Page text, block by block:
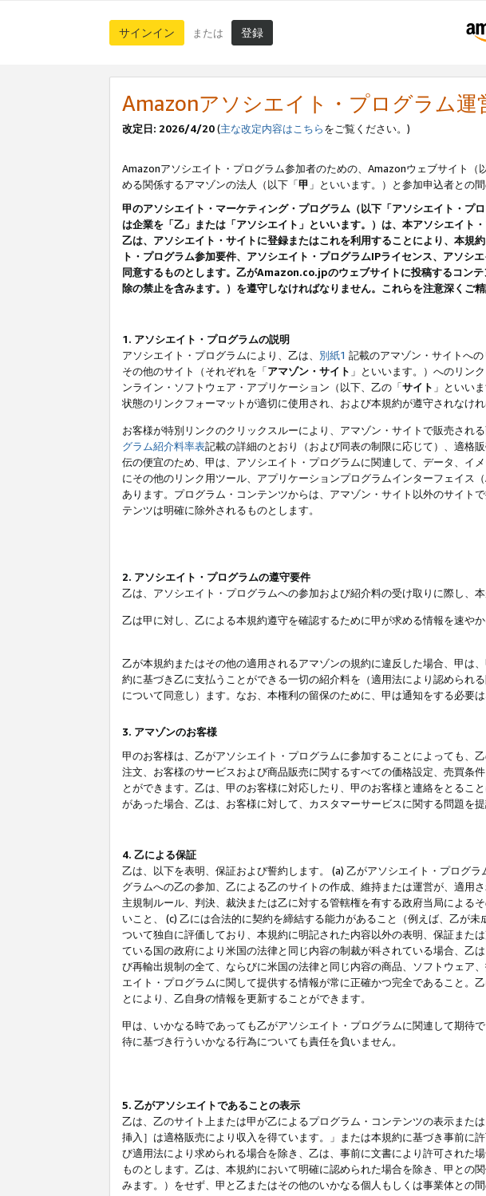
サインイン または 登録
Amazonアソシエイト・プログラム運
改定日: 2026/4/20(主な改定内容はこちらをご覧ください。)
Amazonアソシエイト・プログラム参加者のための、Amazonウェブサイト（
める関係するアマゾンの法人（以下「甲 」といいます。）と参加申込者との
甲のアソシエイト・マーケティング・プログラム（以下「アソシエイト・プ
は企業を「乙」または「アソシエイト」といいます。）は、本アソシエイト
乙は、アソシエイト・サイトに登録またはこれを利用することにより、本規
ト・プログラム参加要件、アソシエイト・プログラムIPライセンス、アソ
同意するものとします。乙がAmazon.co.jpのウェブサイトに投稿するコン
除の禁止を含みます。）を遵守しなければなりません。これらを注意深くご精
1. アソシエイト・プログラムの説明
アソシエイト・プログラムにより、乙は、 別紙1 記載のアマゾン・サイトへ
その他のサイト（それぞれを「アマゾン・サイト 」といいます。）へのリン
ンライン・ソフトウェア・アプリケーション（以下、乙の「サイト 」といい
状態のリンクフォーマットが適切に使用され、および本規約が遵守されなけ
お客様が特別リンクのクリックスルーにより、アマゾン・サイトで販売され
グラム紹介料率表記載の詳細のとおり（および同表の制限に応じて）、適格
伝の便宜のため、甲は、アソシエイト・プログラムに関連して、データ、イ
にその他のリンク用ツール、アプリケーションプログラムインターフェイス
あります。プログラム・コンテンツからは、アマゾン・サイト以外のサイト
テンツは明確に除外されるものとします。
2. アソシエイト・プログラムの遵守要件
乙は、アソシエイト・プログラムへの参加および紹介料の受け取りに際し、
乙は甲に対し、乙による本規約遵守を確認するために甲が求める情報を速やか
乙が本規約またはその他の適用されるアマゾンの規約に違反した場合、甲は
約に基づき乙に支払うことができる一切の紹介料を（適用法により認められ
について同意し）ます。なお、本権利の留保のために、甲は通知をする必要
3. アマゾンのお客様
甲のお客様は、乙がアソシエイト・プログラムに参加することによっても、
注文、お客様のサービスおよび商品販売に関するすべての価格設定、売買条
とができます。乙は、甲のお客様に対応したり、甲のお客様と連絡をとる
があった場合、乙は、お客様に対して、カスタマーサービスに関する問題を
4. 乙による保証
乙は、以下を表明、保証および誓約します。 (a) 乙がアソシエイト・プログ
グラムへの乙の参加、乙による乙のサイトの作成、維持または運営が、適用
主規制ルール、判決、裁決または乙に対する管轄権を有する政府当局による
いこと、 (c) 乙には合法的に契約を締結する能力があること（例えば、乙が
ついて独自に評価しており、本規約に明記された内容以外の表明、保証また
ている国の政府により米国の法律と同じ内容の制裁が科されている場合、乙
び再輸出規制の全て、ならびに米国の法律と同じ内容の商品、ソフトウェア
エイト・プログラムに関して提供する情報が常に正確かつ完全であること。
とにより、乙自身の情報を更新することができます。
甲は、いかなる時であっても乙がアソシエイト・プログラムに関連して期待
待に基づき行ういかなる行為についても責任を負いません。
5. 乙がアソシエイトであることの表示
乙は、乙のサイト上または甲が乙によるプログラム・コンテンツの表示また
挿入］は適格販売により収入を得ています。」または本規約に基づき事前に
び適用法により求められる場合を除き、乙は、事前に文書により許可された
ものとします。乙は、本規約において明確に認められた場合を除き、甲と
みます。）をせず、甲と乙またはその他のいかなる個人もしくは事業体との